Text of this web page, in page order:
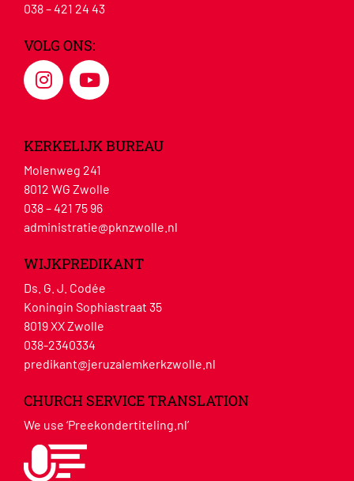
038 – 421 24 43
VOLG ONS:
KERKELIJK BUREAU
Molenweg 241
8012 WG Zwolle
038 – 421 75 96
administratie@pknzwolle.nl
WIJKPREDIKANT
Ds. G. J. Codée
Koningin Sophiastraat 35
8019 XX Zwolle
038-2340334
predikant@jeruzalemkerkzwolle.nl
CHURCH SERVICE TRANSLATION
We use ‘Preekondertiteling.nl’